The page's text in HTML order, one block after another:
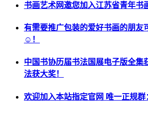
书画艺术网邀您加入江苏省青年书
有需要推广包装的爱好书画的朋友
☺！
中国书协历届书法国展电子版全集
法获大奖！
欢迎加入本站指定官网 唯一正规群